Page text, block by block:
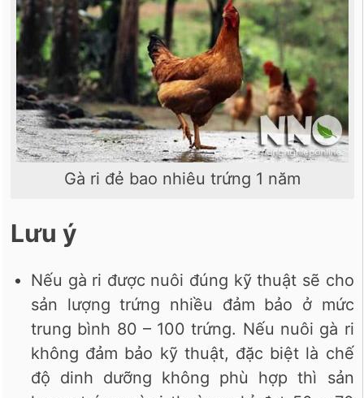
Gà ri đẻ bao nhiêu trứng 1 năm
Lưu ý
Nếu gà ri được nuôi đúng kỹ thuật sẽ cho
sản lượng trứng nhiều đảm bảo ở mức
trung bình 80 – 100 trứng. Nếu nuôi gà ri
không đảm bảo kỹ thuật, đặc biệt là chế
độ dinh dưỡng không phù hợp thì sản